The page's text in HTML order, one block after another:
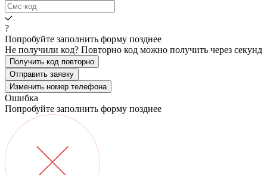
?
Попробуйте заполнить форму позднее
Не получили код? Повторно код можно получить через секунд
Получить код повторно
Отправить заявку
Изменить номер телефона
Ошибка
Попробуйте заполнить форму позднее